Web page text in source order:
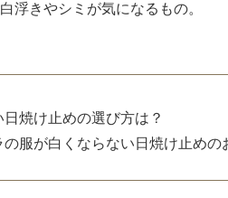
浮きやシミが気になるもの。
焼け止めの選び方は？
服が白くならない日焼け止めの